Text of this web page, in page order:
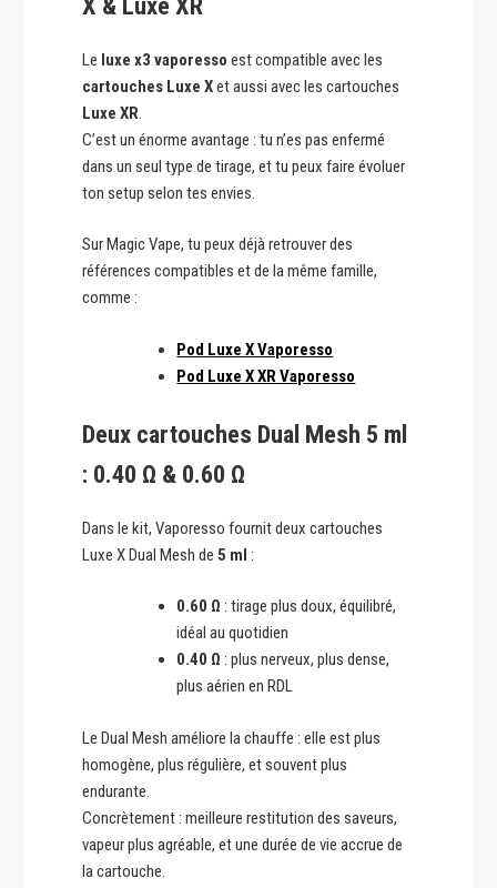
Le luxe x3 vaporesso est compatible avec les
cartouches Luxe Xet aussi avec les cartouches
Luxe XR.
C’est un énorme avantage : tu n’es pas enfermé
dans un seul type de tirage, et tu peux faire évoluer
ton setup selon tes envies.
Sur Magic Vape, tu peux déjà retrouver des
références compatibles et de la même famille,
comme :
Pod Luxe X Vaporesso
Pod Luxe X XR Vaporesso
Deux cartouches Dual Mesh 5 ml
: 0.40 Ω & 0.60 Ω
Dans le kit, Vaporesso fournit deux cartouches
Luxe X Dual Mesh de 5 ml :
0.60 Ω : tirage plus doux, équilibré,
idéal au quotidien
0.40 Ω : plus nerveux, plus dense,
plus aérien en RDL
Le Dual Mesh améliore la chauffe : elle est plus
homogène, plus régulière, et souvent plus
endurante.
Concrètement : meilleure restitution des saveurs,
vapeur plus agréable, et une durée de vie accrue de
la cartouche.